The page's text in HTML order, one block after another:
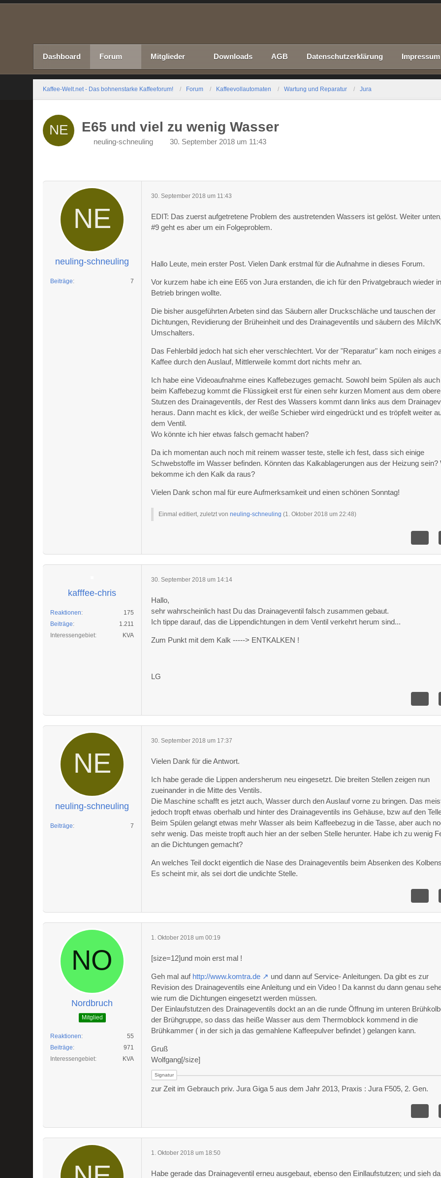
Dashboard Forum Mitglieder Downloads AGB Datenschutzerklärung Impressum
Kaffee-Welt.net - Das bohnenstarke Kaffeeforum! Forum Kaffeevollautomaten Wartung und Reparatur Jura
E65 und viel zu wenig Wasser
neuling-schneuling 30. September 2018 um 11:43
neuling-schneuling
Beiträge 7
30. September 2018 um 11:43
EDIT: Das zuerst aufgetretene Problem des austretenden Wassers ist gelöst. Weiter
#9 geht es aber um ein Folgeproblem.
Hallo Leute, mein erster Post. Vielen Dank erstmal für die Aufnahme in dieses Forum.
Vor kurzem habe ich eine E65 von Jura erstanden, die ich für den Privatgebrauch wieder
Betrieb bringen wollte.
Die bisher ausgeführten Arbeten sind das Säubern aller Druckschläche und tauschen der
Dichtungen, Revidierung der Brüheinheit und des Drainageventils und säubern des Milch/
Umschalters.
Das Fehlerbild jedoch hat sich eher verschlechtert. Vor der "Reparatur" kam noch einiges
Kaffee durch den Auslauf, Mittlerweile kommt dort nichts mehr an.
Ich habe eine Videoaufnahme eines Kaffebezuges gemacht. Sowohl beim Spülen als auch
beim Kaffebezug kommt die Flüssigkeit erst für einen sehr kurzen Moment aus dem
Stutzen des Drainageventils, der Rest des Wassers kommt dann links aus dem
heraus. Dann macht es klick, der weiße Schieber wird eingedrückt und es tröpfelt weiter
dem Ventil.
Wo könnte ich hier etwas falsch gemacht haben?
Da ich momentan auch noch mit reinem wasser teste, stelle ich fest, dass sich einige
Schwebstoffe im Wasser befinden. Könnten das Kalkablagerungen aus der Heizung sein?
bekomme ich den Kalk da raus?
Vielen Dank schon mal für eure Aufmerksamkeit und einen schönen Sonntag!
Einmal editiert, zuletzt vonneuling-schneuling (1. Oktober 2018 um 22:48)
kafffee-chris
Reaktionen
175
Beiträge
1.211
Interessengebiet
KVA
30. September 2018 um 14:14
Hallo,
sehr wahrscheinlich hast Du das Drainageventil falsch zusammen gebaut.
Ich tippe darauf, das die Lippendichtungen in dem Ventil verkehrt herum sind...
Zum Punkt mit dem Kalk -----> ENTKALKEN !
LG
neuling-schneuling
Beiträge 7
30. September 2018 um 17:37
Vielen Dank für die Antwort.
Ich habe gerade die Lippen andersherum neu eingesetzt. Die breiten Stellen zeigen nun
zueinander in die Mitte des Ventils.
Die Maschine schafft es jetzt auch, Wasser durch den Auslauf vorne zu bringen. Das
jedoch tropft etwas oberhalb und hinter des Drainageventils ins Gehäuse, bzw auf den
Beim Spülen gelangt etwas mehr Wasser als beim Kaffeebezug in die Tasse, aber auch
sehr wenig. Das meiste tropft auch hier an der selben Stelle herunter. Habe ich zu wenig
an die Dichtungen gemacht?
An welches Teil dockt eigentlich die Nase des Drainageventils beim Absenken des
Es scheint mir, als sei dort die undichte Stelle.
Nordbruch
Mitglied
Reaktionen
55
Beiträge
971
Interessengebiet
KVA
1. Oktober 2018 um 00:19
[size=12]und moin erst mal !
Geh mal auf http://www.komtra.de
und dann auf Service- Anleitungen. Da gibt es zur
Revision des Drainageventils eine Anleitung und ein Video ! Da kannst du dann genau
wie rum die Dichtungen eingesetzt werden müssen.
Der Einlaufstutzen des Drainageventils dockt an an die runde Öffnung im unteren
der Brühgruppe, so dass das heiße Wasser aus dem Thermoblock kommend in die
Brühkammer ( in der sich ja das gemahlene Kaffeepulver befindet ) gelangen kann.
Gruß
Wolfgang[/size]
zur Zeit im Gebrauch priv. Jura Giga 5 aus dem Jahr 2013, Praxis : Jura F505, 2. Gen.
1. Oktober 2018 um 18:50
Habe gerade das Drainageventil erneu ausgebaut, ebenso den Einllaufstutzen; und sieh